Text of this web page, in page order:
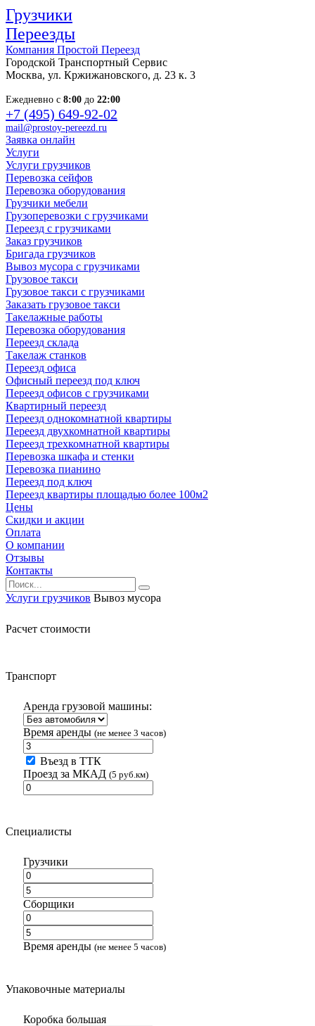
Грузчики
Переезды
Компания Простой Переезд
Городской Транспортный Сервис
Москва, ул. Кржижановского, д. 23 к. 3
Ежедневно с 8:00 до 22:00
+7 (495) 649-92-02
mail@prostoy-pereezd.ru
Заявка онлайн
Услуги
Услуги грузчиков
Перевозка сейфов
Перевозка оборудования
Грузчики мебели
Грузоперевозки с грузчиками
Переезд с грузчиками
Заказ грузчиков
Бригада грузчиков
Вывоз мусора с грузчиками
Грузовое такси
Грузовое такси с грузчиками
Заказать грузовое такси
Такелажные работы
Перевозка оборудования
Переезд склада
Такелаж станков
Переезд офиса
Офисный переезд под ключ
Переезд офисов с грузчиками
Квартирный переезд
Переезд однокомнатной квартиры
Переезд двухкомнатной квартиры
Переезд трехкомнатной квартиры
Перевозка шкафа и стенки
Перевозка пианино
Переезд под ключ
Переезд квартиры площадью более 100м2
Цены
Скидки и акции
Оплата
О компании
Отзывы
Контакты
Услуги грузчиков Вывоз мусора
Расчет стоимости
Транспорт
Аренда грузовой машины:
Время аренды (не менее 3 часов)
Въезд в ТТК
Проезд за МКАД (5 руб.км)
Специалисты
Грузчики
Сборщики
Время аренды (не менее 5 часов)
Упаковочные материалы
Коробка большая